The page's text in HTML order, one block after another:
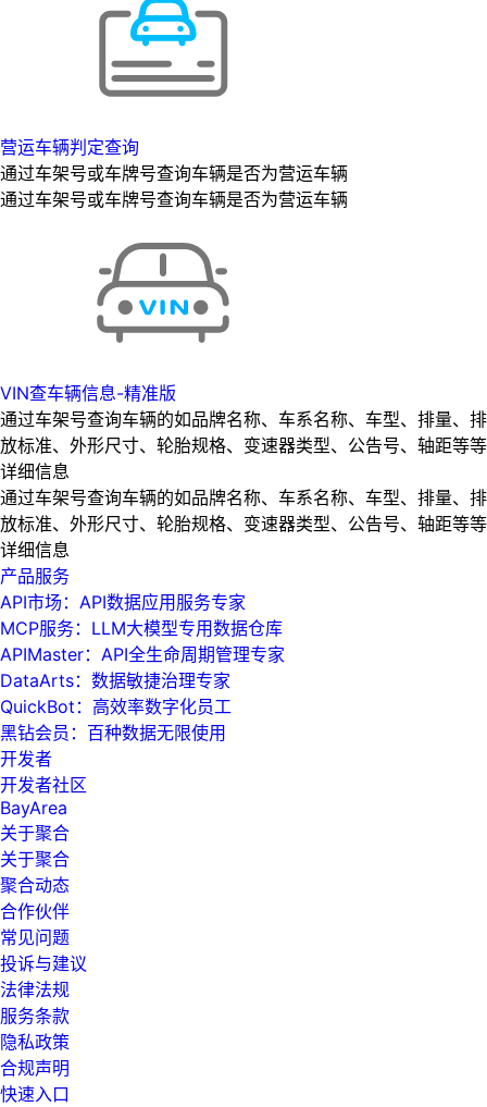
营运车辆判定查询
通过车架号或车牌号查询车辆是否为营运车辆
通过车架号或车牌号查询车辆是否为营运车辆
VIN查车辆信息-精准版
通过车架号查询车辆的如品牌名称、车系名称、车型、排量、排
放标准、外形尺寸、轮胎规格、变速器类型、公告号、轴距等等
详细信息
通过车架号查询车辆的如品牌名称、车系名称、车型、排量、排
放标准、外形尺寸、轮胎规格、变速器类型、公告号、轴距等等
详细信息
产品服务
API市场：API数据应用服务专家
MCP服务：LLM大模型专用数据仓库
APIMaster：API全生命周期管理专家
DataArts：数据敏捷治理专家
QuickBot：高效率数字化员工
黑钻会员：百种数据无限使用
开发者
开发者社区
BayArea
关于聚合
关于聚合
聚合动态
合作伙伴
常见问题
投诉与建议
法律法规
服务条款
隐私政策
合规声明
快速入口